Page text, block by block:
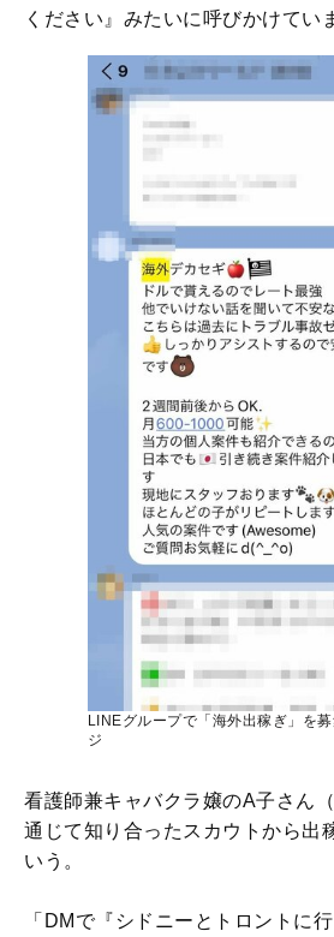
ください』みたいに呼びかけてい
LINEグループで「海外出稼ぎ」を
ジ
看護師兼キャバクラ嬢のA子さん
通じて知り合ったスカウトから出
いう。
「DMで『シドニーとトロントに